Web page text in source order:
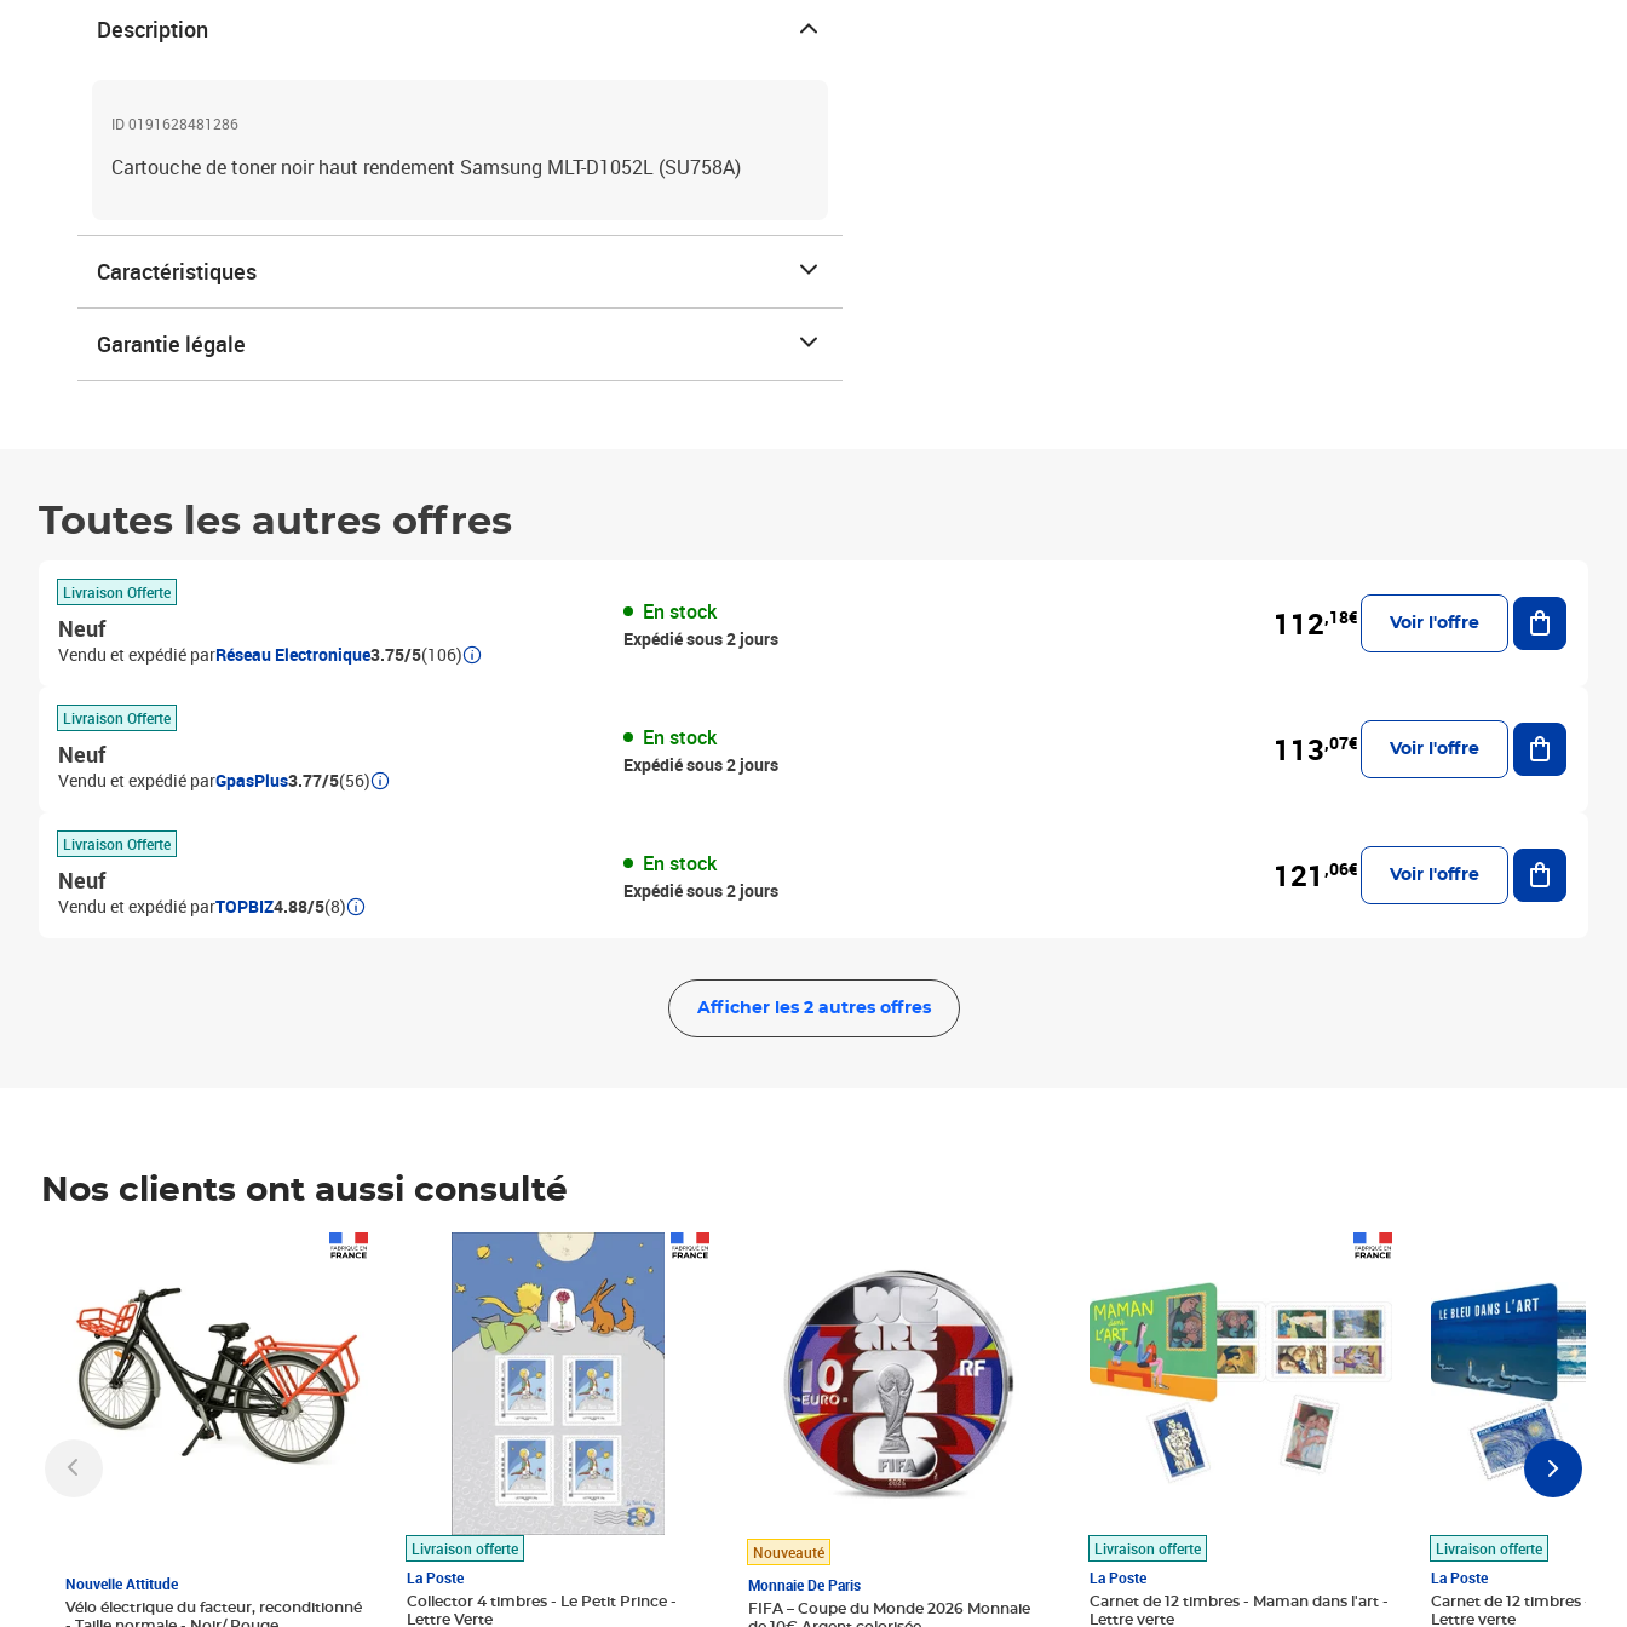
Description
ID 0191628481286
Cartouche de toner noir haut rendement Samsung MLT-D1052L (SU758A)
Caractéristiques
Garantie légale
Toutes les autres offres
Livraison Offerte
Neuf
Vendu et expédié parRéseau Electronique3.75/5(106)
En stock
Expédié sous 2 jours 112,18€ Voir l'offre
Ajouter
Livraison Offerte
Neuf
Vendu et expédié parGpasPlus3.77/5(56)
En stock
Expédié sous 2 jours 113,07€ Voir l'offre
Ajouter
Livraison Offerte
Neuf
Vendu et expédié parTOPBIZ4.88/5(8)
En stock
Expédié sous 2 jours 121 ,06€ Voir l'offre
Ajouter
Afficher les 2 autres offres
Nos clients ont aussi consulté
Nouvelle Attitude
Vélo électrique du facteur, reconditionné
Livraison offerte
La Poste
Collector 4 timbres - Le Petit Prince -
Lettre Verte
Prix 7,50€
Nouveauté
Monnaie De Paris
FIFA – Coupe du Monde 2026 Monnaie
Livraison offerte
La Poste
Carnet de 12 timbres - Maman dans l'art -
Lettre verte
Livraison offerte
La Poste
Carnet de 12 timbres - Le
Lettre verte